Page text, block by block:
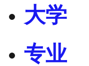
大学
专业